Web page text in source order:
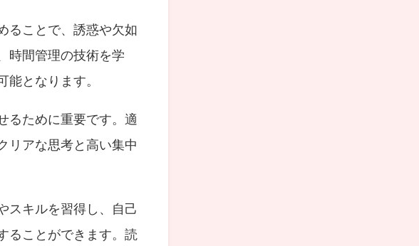
ることで、誘惑や欠如
時間管理の技術を学
となります。
るために重要です。適
リアな思考と高い集中
スキルを習得し、自己
ることができます。読